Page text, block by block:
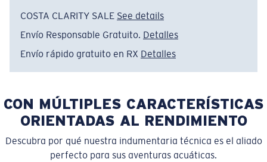
colores similares. Secar a temperatura baja. Planchar
de adentro hacia afuera a temperatura baja. No usar
blanqueador. No lavar en seco
Nombre del modelo:Octocosta
Color:Caribbean
Tamaño:S
COSTA CLARITY SALE See details
Envío Responsable Gratuito. Detalles
Envío rápido gratuito en RX Detalles
CON MÚLTIPLES CARACTERÍSTICAS
ORIENTADAS AL RENDIMIENTO
Descubra por qué nuestra indumentaria técnica es el aliado
perfecto para sus aventuras acuáticas.